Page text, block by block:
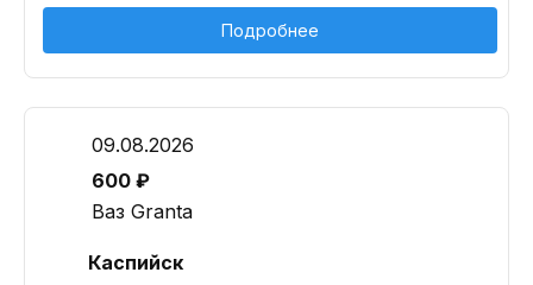
Подробнее
09.08.2026
600 ₽
Ваз Granta
Каспийск